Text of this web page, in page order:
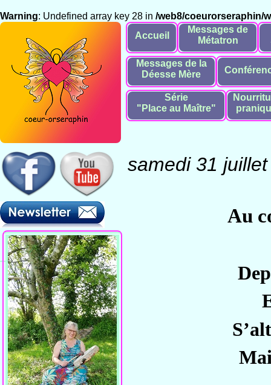
Warning: Undefined array key 28 in /web8/coeurorseraphin/
Accueil
Messages de
Métatron
Messages de la
Déesse Mère
Série
"Place au Maître"
samedi 31
Au